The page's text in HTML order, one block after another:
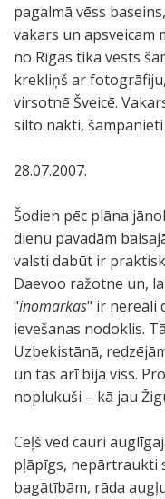
pagalmā vēss
vakars un apsveicam
no Rīgas tika vests
krekliņš ar
virsotnē Šveicē.
silto nakti,
28.07.2007.
Šodien pēc plāna
dienu pavadām
valsti dabūt ir
Daevoo ražotne un,
"inomarkas" ir nereāli
ievešanas nodoklis.
Uzbekistānā,
un tas arī bija viss.
noplukuši – kā jau
Ceļš ved cauri
pļāpīgs, nepārtraukti
bagātībām, rāda